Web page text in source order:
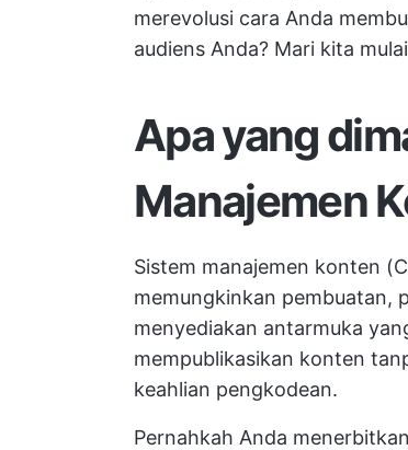
merevolusi cara Anda
audiens Anda? Mari kita
Apa yang
Manajemen
Sistem manajemen konten
memungkinkan pembuatan,
menyediakan antarmuka
mempublikasikan konten
keahlian pengkodean.
Pernahkah Anda